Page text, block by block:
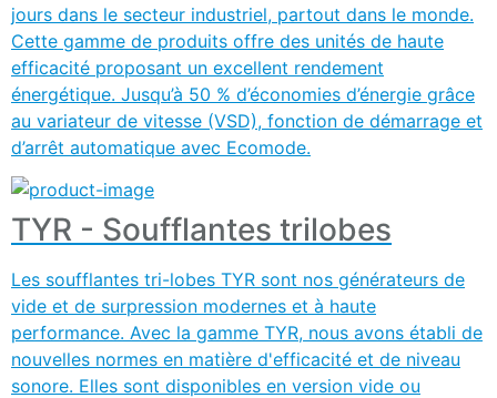
jours dans le secteur industriel, partout dans le monde.
Cette gamme de produits offre des unités de haute
efficacité proposant un excellent rendement
énergétique. Jusqu’à 50 % d’économies d’énergie grâce
au variateur de vitesse (VSD), fonction de démarrage et
d’arrêt automatique avec Ecomode.
TYR - Soufflantes trilobes
Les soufflantes tri-lobes TYR sont nos générateurs de
vide et de surpression modernes et à haute
performance. Avec la gamme TYR, nous avons établi de
nouvelles normes en matière d'efficacité et de niveau
sonore. Elles sont disponibles en version vide ou